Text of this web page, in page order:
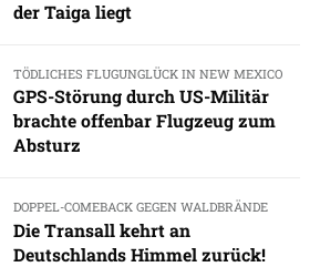
der Taiga liegt
TÖDLICHES FLUGUNGLÜCK IN NEW MEXICO
GPS-Störung durch US-Militär
brachte offenbar Flugzeug zum
Absturz
DOPPEL-COMEBACK GEGEN WALDBRÄNDE
Die Transall kehrt an
Deutschlands Himmel zurück!